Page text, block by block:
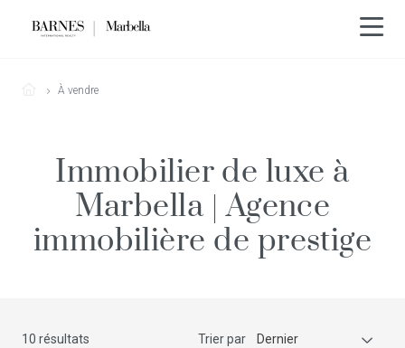
À vendre
Immobilier de luxe à
Marbella | Agence
immobilière de prestige
10 résultats Trier par Dernier